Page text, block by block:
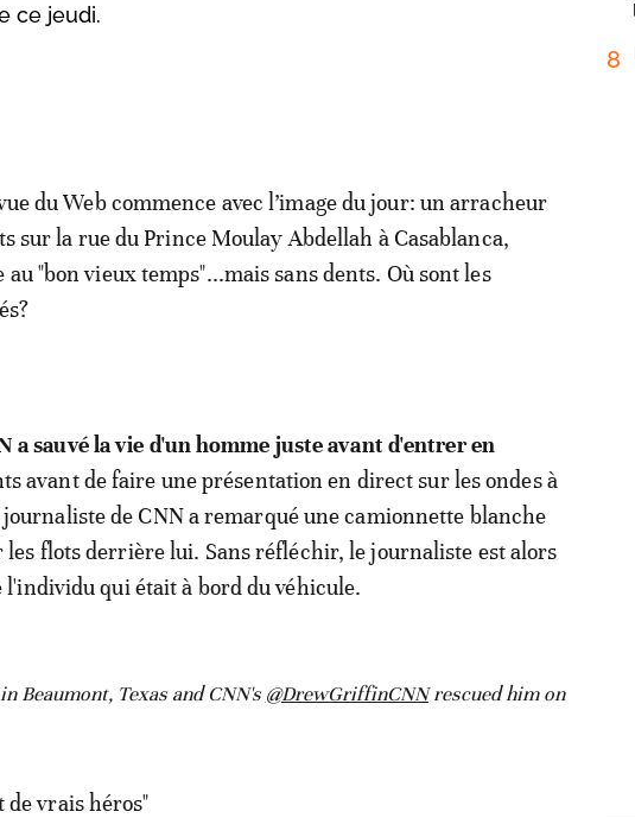
ce jeudi.
du Web commence avec l’image du jour: un arracheur
sur la rue du Prince Moulay Abdellah à Casablanca,
au "bon vieux temps"...mais sans dents. Où sont les
a sauvé la vie d'un homme juste avant d'entrer en
avant de faire une présentation en direct sur les ondes à
journaliste de CNN a remarqué une camionnette blanche
les flots derrière lui. Sans réfléchir, le journaliste est alors
l'individu qui était à bord du véhicule.
Beaumont, Texas and CNN's @DrewGriffinCNNrescued him on
de vrais héros"
8